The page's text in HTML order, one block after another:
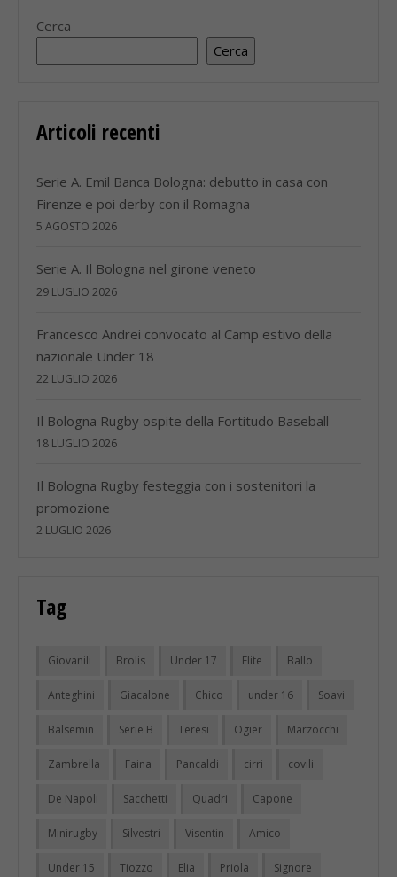
Cerca
Cerca
Articoli recenti
Serie A. Emil Banca Bologna: debutto in casa con
Firenze e poi derby con il Romagna
5 AGOSTO 2026
Serie A. Il Bologna nel girone veneto
29 LUGLIO 2026
Francesco Andrei convocato al Camp estivo della
nazionale Under 18
22 LUGLIO 2026
Il Bologna Rugby ospite della Fortitudo Baseball
18 LUGLIO 2026
Il Bologna Rugby festeggia con i sostenitori la
promozione
2 LUGLIO 2026
Tag
Giovanili Brolis Under 17 Elite Ballo
Anteghini Giacalone Chico under 16 Soavi
Balsemin Serie B Teresi Ogier Marzocchi
Zambrella Faina Pancaldi cirri covili
De Napoli Sacchetti Quadri Capone
Minirugby Silvestri Visentin Amico
Under 15 Tiozzo Elia Priola Signore